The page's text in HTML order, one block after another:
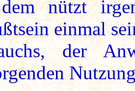
nützt
einmal
der